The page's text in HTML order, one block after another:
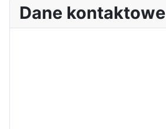
Dane kontaktowe